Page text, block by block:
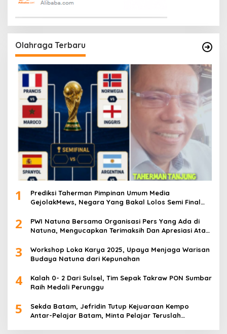
Olahraga Terbaru
1
Prediksi Taherman Pimpinan Umum Media
GejolakMews, Negara Yang Bakal Lolos Semi Final
2
PWI Natuna Bersama Organisasi Pers Yang Ada di
Natuna, Mengucapkan Terimaksih Dan Apresiasi Atas
dan Insan Pers
3
Workshop Loka Karya 2025, Upaya Menjaga Warisan
Budaya Natuna dari Kepunahan
4
Kalah 0- 2 Dari Sulsel, Tim Sepak Takraw PON Sumbar
Raih Medali Perunggu
5
Sekda Batam, Jefridin Tutup Kejuaraan Kempo
Antar-Pelajar Batam, Minta Pelajar Teruslah